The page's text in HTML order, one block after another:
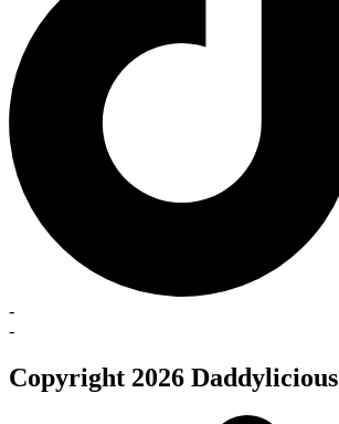
-
-
Copyright 2026 Daddylicious